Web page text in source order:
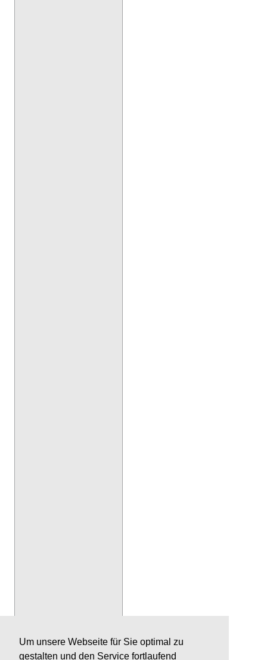
Um unsere Webseite für Sie optimal zu
gestalten und den Service fortlaufend